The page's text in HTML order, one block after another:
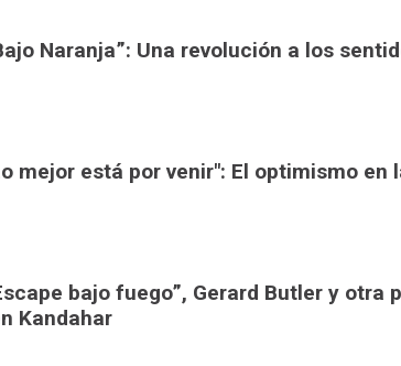
Naranja”: Una revolución a los
mejor está por venir": El optimismo en
bajo fuego”, Gerard Butler y otra
Kandahar